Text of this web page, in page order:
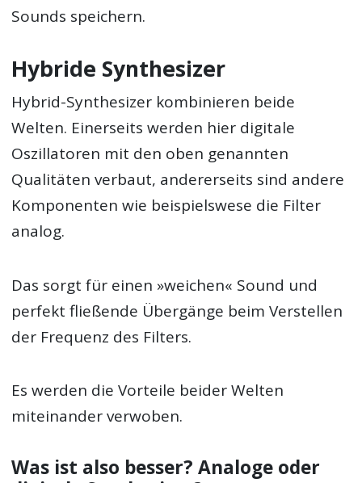
Sounds speichern.
Hybride Synthesizer
Hybrid-Synthesizer kombinieren beide
Welten. Einerseits werden hier digitale
Oszillatoren mit den oben genannten
Qualitäten verbaut, andererseits sind andere
Komponenten wie beispielswese die Filter
analog.
Das sorgt für einen »weichen« Sound und
perfekt fließende Übergänge beim Verstellen
der Frequenz des Filters.
Es werden die Vorteile beider Welten
miteinander verwoben.
Was ist also besser? Analoge oder